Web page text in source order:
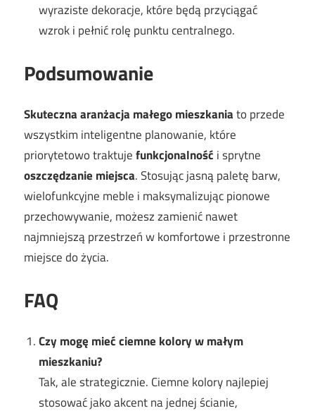
wyraziste dekoracje, które będą przyciągać
wzrok i pełnić rolę punktu centralnego.
Podsumowanie
Skuteczna aranżacja małego mieszkaniato przede
wszystkim inteligentne planowanie, które
priorytetowo traktujefunkcjonalność i sprytne
oszczędzanie miejsca. Stosując jasną paletę barw,
wielofunkcyjne meble i maksymalizując pionowe
przechowywanie, możesz zamienić nawet
najmniejszą przestrzeń w komfortowe i przestronne
miejsce do życia.
FAQ
Czy mogę mieć ciemne kolory w małym
mieszkaniu?
Tak, ale strategicznie. Ciemne kolory najlepiej
stosować jako akcent na jednej ścianie,